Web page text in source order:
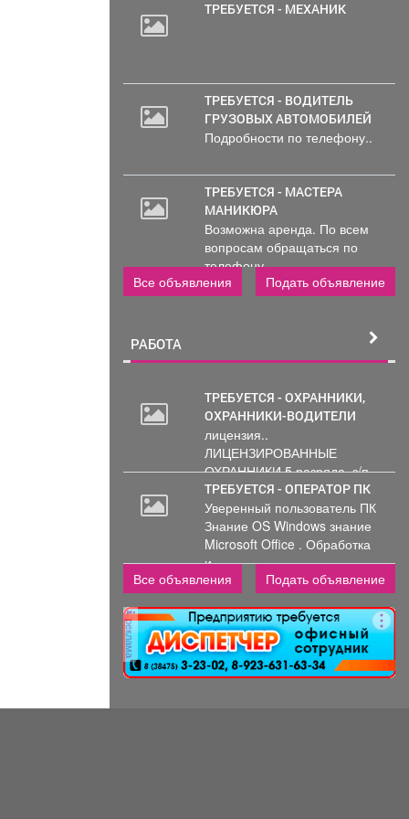
ТРЕБУЕТСЯ - МЕХАНИК
ТРЕБУЕТСЯ - ВОДИТЕЛЬ
ГРУЗОВЫХ АВТОМОБИЛЕЙ
Подробности по телефону..
ТРЕБУЕТСЯ - МАСТЕРА
МАНИКЮРА
Возможна аренда. По всем
вопросам обращаться по
телефону..
Все объявления
Подать объявление
РАБОТА
ТРЕБУЕТСЯ - ОХРАННИКИ,
ОХРАННИКИ-ВОДИТЕЛИ
лицензия..
ЛИЦЕНЗИРОВАННЫЕ
ОХРАННИКИ 5 разряда, з/п
от 33000 руб. 6...
ТРЕБУЕТСЯ - ОПЕРАТОР ПК
Уверенный пользователь ПК
Знание OS Windows знание
Microsoft Office . Обработка
и...
30
Все объявления
Подать объявление
реклама